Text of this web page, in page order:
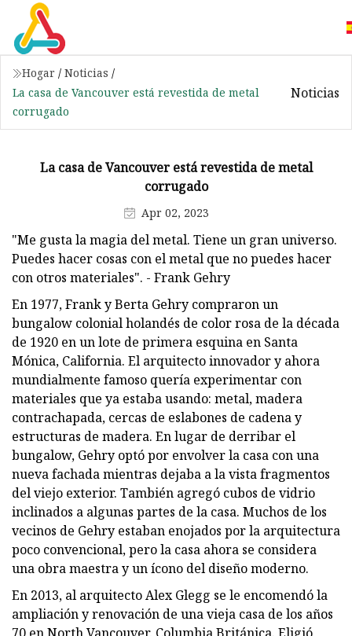
Hogar / Noticias /
La casa de Vancouver está revestida de metal
corrugado
Noticias
La casa de Vancouver está revestida de metal
corrugado
Apr 02, 2023
"Me gusta la magia del metal. Tiene un gran universo.
Puedes hacer cosas con el metal que no puedes hacer
con otros materiales". - Frank Gehry
En 1977, Frank y Berta Gehry compraron un
bungalow colonial holandés de color rosa de la década
de 1920 en un lote de primera esquina en Santa
Mónica, California. El arquitecto innovador y ahora
mundialmente famoso quería experimentar con
materiales que ya estaba usando: metal, madera
contrachapada, cercas de eslabones de cadena y
estructuras de madera. En lugar de derribar el
bungalow, Gehry optó por envolver la casa con una
nueva fachada mientras dejaba a la vista fragmentos
del viejo exterior. También agregó cubos de vidrio
inclinados a algunas partes de la casa. Muchos de los
vecinos de Gehry estaban enojados por la arquitectura
poco convencional, pero la casa ahora se considera
una obra maestra y un ícono del diseño moderno.
En 2013, al arquitecto Alex Glegg se le encomendó la
ampliación y renovación de una vieja casa de los años